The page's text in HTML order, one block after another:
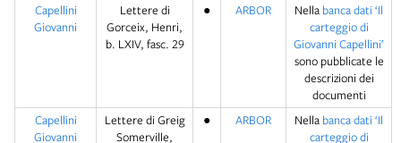
Capellini
Giovanni
Lettere di
Gorceix, Henri,
b. LXIV, fasc. 29
● ARBOR Nella banca dati ‘Il
carteggio di
Giovanni Capellini’
sono pubblicate le
descrizioni dei
documenti
Capellini
Giovanni
Lettere di Greig
Somerville,
● ARBOR Nella banca dati ‘Il
carteggio di